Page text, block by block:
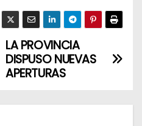
LA PROVINCIA
DISPUSO NUEVAS
APERTURAS